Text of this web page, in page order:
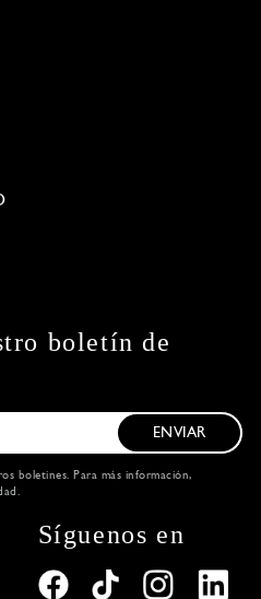
boletín de
ENVIAR
boletines. Para más información,
.
Síguenos en